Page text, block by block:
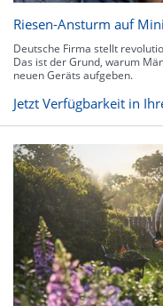
Riesen-Ansturm auf
Deutsche Firma stellt
Das ist der Grund, warum
neuen Geräts aufgeben.
Jetzt Verfügbarkeit in